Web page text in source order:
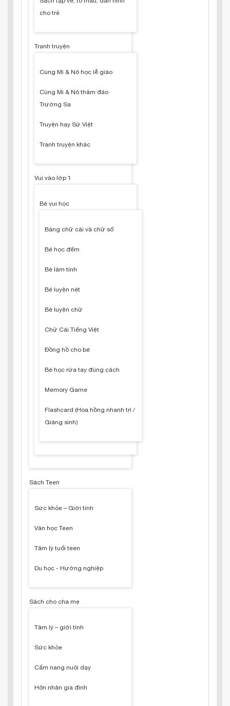
cho trẻ
Tranh truyện
Cùng Mi & Nô học lễ giáo
Cùng Mi & Nô thăm đảo
Trường Sa
Truyện hay Sử Việt
Tranh truyện khác
Vui vào lớp 1
Bé vui học
Bảng chữ cái và chữ số
Bé học đếm
Bé làm tính
Bé luyện nét
Bé luyện chữ
Chữ Cái Tiếng Việt
Đồng hồ cho bé
Bé học rửa tay đúng cách
Memory Game
Flashcard (Hoa hồng nhanh trí /
Giáng sinh)
Sách Teen
Sức khỏe – Giới tính
Văn học Teen
Tâm lý tuổi teen
Du học - Hướng nghiệp
Sách cho cha mẹ
Tâm lý – giới tính
Sức khỏe
Cẩm nang nuôi dạy
Hôn nhân gia đình